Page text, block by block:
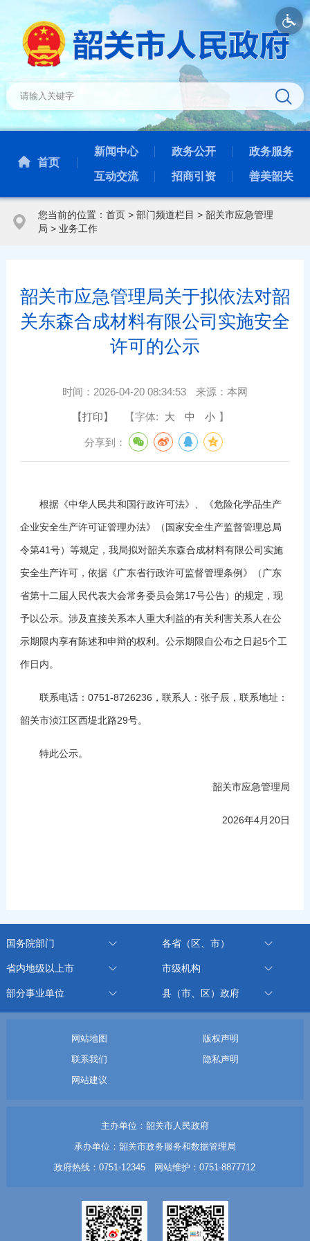
首页
新闻中心 政务公开 政务服务
互动交流 招商引资 善美韶关
您当前的位置： 首页> 部门频道栏目 > 韶关市应急管理
局 > 业务工作
韶关市应急管理局关于拟依法对韶
关东森合成材料有限公司实施安全
许可的公示
时间： 2026-04-20 08:34:53 来源： 本网
【打印】 【字体: 大 中 小 】
分享到：
根据《中华人民共和国行政许可法》、《危险化学品生产
企业安全生产许可证管理办法》（国家安全生产监督管理总局
令第41号）等规定，我局拟对韶关东森合成材料有限公司实施
安全生产许可，依据《广东省行政许可监督管理条例》（广东
省第十二届人民代表大会常务委员会第17号公告）的规定，现
予以公示。涉及直接关系本人重大利益的有关利害关系人在公
示期限内享有陈述和申辩的权利。公示期限自公布之日起5个工
作日内。
联系电话：0751-8726236，联系人：张子辰，联系地址：
韶关市浈江区西堤北路29号。
特此公示。
韶关市应急管理局
2026年4月20日
国务院部门 各省（区、市）
省内地级以上市 市级机构
部分事业单位 县（市、区）政府
网站地图
版权声明
联系我们
隐私声明
网站建议
主办单位：韶关市人民政府
承办单位：韶关市政务服务和数据管理局
政府热线：0751-12345 网站维护：0751-8877712